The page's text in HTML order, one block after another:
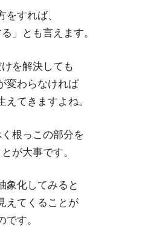
をすれば、
」とも言えます。
を解決しても
変わらなければ
えてきますよね。
根っこの部分を
が大事です。
象化してみると
えてくることが
です。